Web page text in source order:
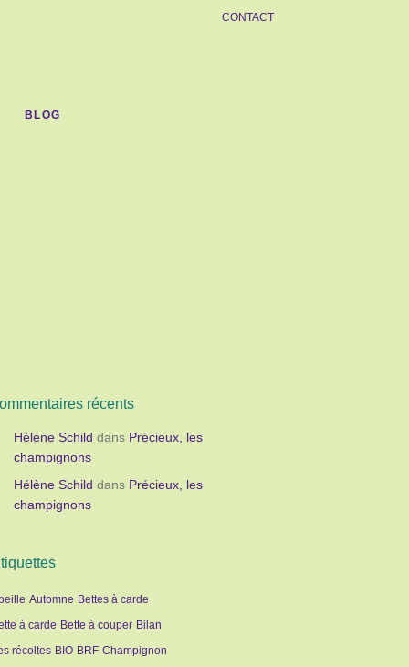
CONTACT
BLOG
récents
Hélène Schild dans Précieux, les
champignons
Hélène Schild dans Précieux, les
champignons
Automne Bettes à carde
à carde Bette à couper Bilan
récoltes BIO BRF Champignon